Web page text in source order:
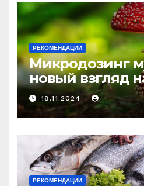
РЕКОМЕНДАЦИИ
Микродозинг
новый взгляд
психоделику
18.11.2024
РЕКОМЕНДАЦИИ